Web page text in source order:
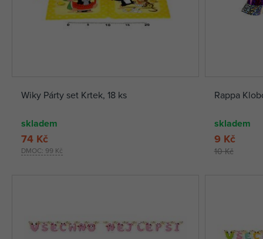
Wiky Párty set Krtek, 18 ks
skladem
DMOC: 99 Kč
74 Kč
Rappa
skladem
10 Kč
9 Kč